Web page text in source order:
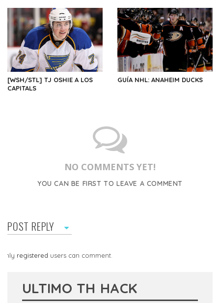
[WSH/STL] TJ OSHIE A LOS
CAPITALS
GUÍA NHL: ANAHEIM DUCKS
NO COMMENTS YET!
YOU CAN BE FIRST TO LEAVE A COMMENT
POST REPLY
Only registered users can comment.
ULTIMO TH HACK